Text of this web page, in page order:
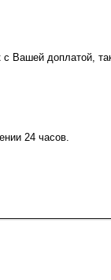
Вашей доплатой,
24 часов.